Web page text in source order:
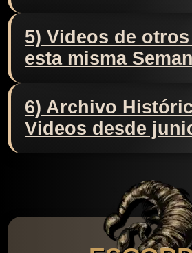
5) Videos de
esta misma
6) Archivo
Videos desde